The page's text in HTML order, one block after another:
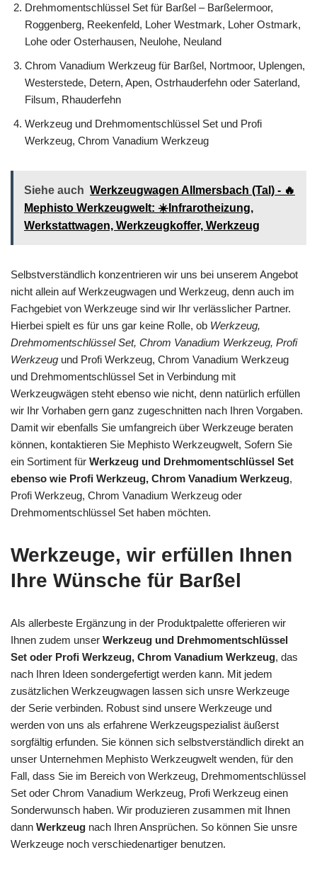
Drehmomentschlüssel Set für Barßel – Barßelermoor,
Roggenberg, Reekenfeld, Loher Westmark, Loher Ostmark,
Lohe oder Osterhausen, Neulohe, Neuland
Chrom Vanadium Werkzeug für Barßel, Nortmoor, Uplengen,
Westerstede, Detern, Apen, Ostrhauderfehn oder Saterland,
Filsum, Rhauderfehn
Werkzeug und Drehmomentschlüssel Set und Profi
Werkzeug, Chrom Vanadium Werkzeug
Siehe auch Werkzeugwagen Allmersbach (Tal) - 🔥
Mephisto Werkzeugwelt: ☀️Infrarotheizung,
Werkstattwagen, Werkzeugkoffer, Werkzeug
Selbstverständlich konzentrieren wir uns bei unserem Angebot
nicht allein auf Werkzeugwagen und Werkzeug, denn auch im
Fachgebiet von Werkzeuge sind wir Ihr verlässlicher Partner.
Hierbei spielt es für uns gar keine Rolle, ob Werkzeug,
Drehmomentschlüssel Set, Chrom Vanadium Werkzeug, Profi
Werkzeug und Profi Werkzeug, Chrom Vanadium Werkzeug
und Drehmomentschlüssel Set in Verbindung mit
Werkzeugwägen steht ebenso wie nicht, denn natürlich erfüllen
wir Ihr Vorhaben gern ganz zugeschnitten nach Ihren Vorgaben.
Damit wir ebenfalls Sie umfangreich über Werkzeuge beraten
können, kontaktieren Sie Mephisto Werkzeugwelt, Sofern Sie
ein Sortiment für Werkzeug und Drehmomentschlüssel Set
ebenso wie Profi Werkzeug, Chrom Vanadium Werkzeug,
Profi Werkzeug, Chrom Vanadium Werkzeug oder
Drehmomentschlüssel Set haben möchten.
Werkzeuge, wir erfüllen Ihnen
Ihre Wünsche für Barßel
Als allerbeste Ergänzung in der Produktpalette offerieren wir
Ihnen zudem unser Werkzeug und Drehmomentschlüssel
Set oder Profi Werkzeug, Chrom Vanadium Werkzeug, das
nach Ihren Ideen sondergefertigt werden kann. Mit jedem
zusätzlichen Werkzeugwagen lassen sich unsre Werkzeuge
der Serie verbinden. Robust sind unsere Werkzeuge und
werden von uns als erfahrene Werkzeugspezialist äußerst
sorgfältig erfunden. Sie können sich selbstverständlich direkt an
unser Unternehmen Mephisto Werkzeugwelt wenden, für den
Fall, dass Sie im Bereich von Werkzeug, Drehmomentschlüssel
Set oder Chrom Vanadium Werkzeug, Profi Werkzeug einen
Sonderwunsch haben. Wir produzieren zusammen mit Ihnen
dann Werkzeug nach Ihren Ansprüchen. So können Sie unsre
Werkzeuge noch verschiedenartiger benutzen.